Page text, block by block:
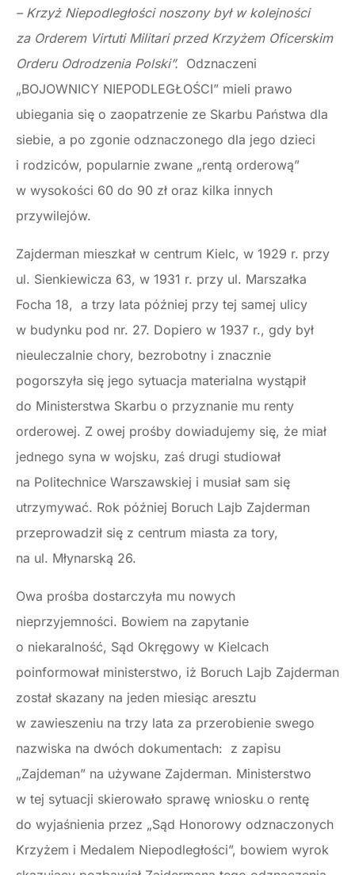
– Krzyż Niepodległości noszony był w kolejności
za Orderem Virtuti Militari przed Krzyżem Oficerskim
Orderu Odrodzenia Polski”. Odznaczeni
„BOJOWNICY NIEPODLEGŁOŚCI” mieli prawo
ubiegania się o zaopatrzenie ze Skarbu Państwa dla
siebie, a po zgonie odznaczonego dla jego dzieci
i rodziców, popularnie zwane „rentą orderową”
w wysokości 60 do 90 zł oraz kilka innych
przywilejów.
Zajderman mieszkał w centrum Kielc, w 1929 r. przy
ul. Sienkiewicza 63, w 1931 r. przy ul. Marszałka
Focha 18, a trzy lata później przy tej samej ulicy
w budynku pod nr. 27. Dopiero w 1937 r., gdy był
nieuleczalnie chory, bezrobotny i znacznie
pogorszyła się jego sytuacja materialna wystąpił
do Ministerstwa Skarbu o przyznanie mu renty
orderowej. Z owej prośby dowiadujemy się, że miał
jednego syna w wojsku, zaś drugi studiował
na Politechnice Warszawskiej i musiał sam się
utrzymywać. Rok później Boruch Lajb Zajderman
przeprowadził się z centrum miasta za tory,
na ul. Młynarską 26.
Owa prośba dostarczyła mu nowych
nieprzyjemności. Bowiem na zapytanie
o niekaralność, Sąd Okręgowy w Kielcach
poinformował ministerstwo, iż Boruch Lajb Zajderman
został skazany na jeden miesiąc aresztu
w zawieszeniu na trzy lata za przerobienie swego
nazwiska na dwóch dokumentach: z zapisu
„Zajdeman” na używane Zajderman. Ministerstwo
w tej sytuacji skierowało sprawę wniosku o rentę
do wyjaśnienia przez „Sąd Honorowy odznaczonych
Krzyżem i Medalem Niepodległości”, bowiem wyrok